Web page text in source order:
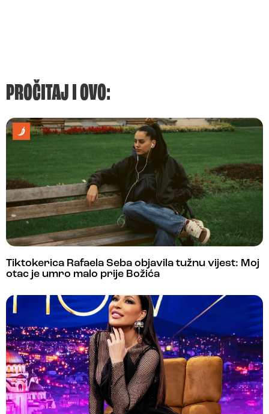
PROČITAJ I OVO:
Tiktokerica Rafaela Seba objavila tužnu vijest: Moj
otac je umro malo prije Božića